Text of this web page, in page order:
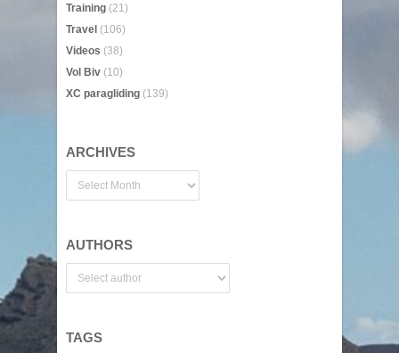
Training (21)
Travel (106)
Videos (38)
Vol Biv (10)
XC paragliding (139)
ARCHIVES
AUTHORS
TAGS